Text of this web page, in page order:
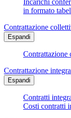
Incarichi
in formato
Contrattazione
Espandi
Contrattazione
Contrattazione
Espandi
Contratti
Costi contratti